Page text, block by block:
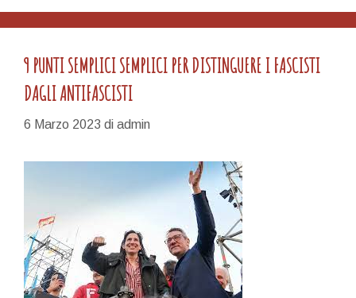
9 PUNTI SEMPLICI SEMPLICI PER DISTINGUERE I FASCISTI
DAGLI ANTIFASCISTI
6 Marzo 2023 di admin